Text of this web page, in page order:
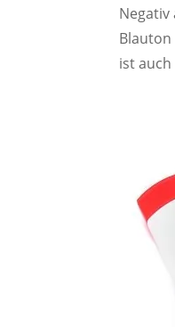
Negativ
ist